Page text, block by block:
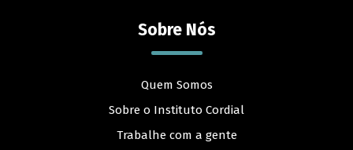
Sobre Nós
Quem Somos
Sobre o Instituto Cordial
Trabalhe com a gente